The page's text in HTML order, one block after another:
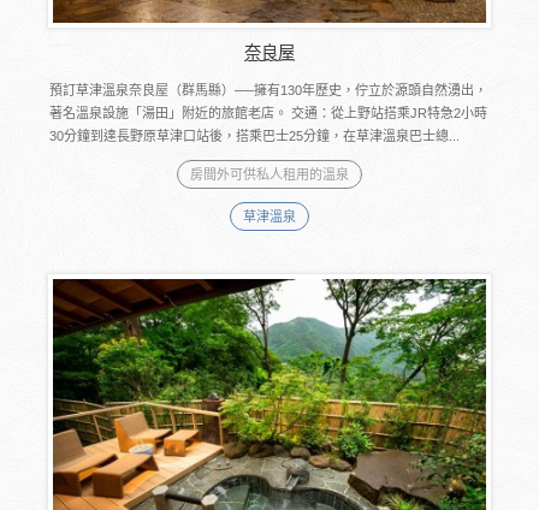
奈良屋
預訂草津溫泉奈良屋（群馬縣）──擁有130年歷史，佇立於源頭自然湧出，
著名溫泉設施「湯田」附近的旅館老店。 交通：從上野站搭乘JR特急2小時
30分鐘到達長野原草津口站後，搭乘巴士25分鐘，在草津溫泉巴士總...
房間外可供私人租用的溫泉
草津溫泉